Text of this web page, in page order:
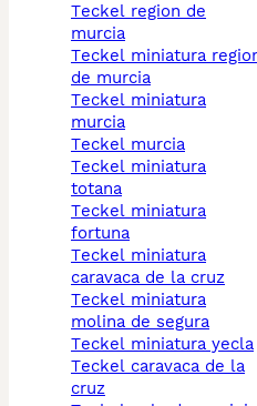
teckel region de
murcia
teckel miniatura region
de murcia
teckel miniatura
murcia
teckel murcia
teckel miniatura
totana
teckel miniatura
fortuna
teckel miniatura
caravaca de la cruz
teckel miniatura
molina de segura
teckel miniatura yecla
teckel caravaca de la
cruz